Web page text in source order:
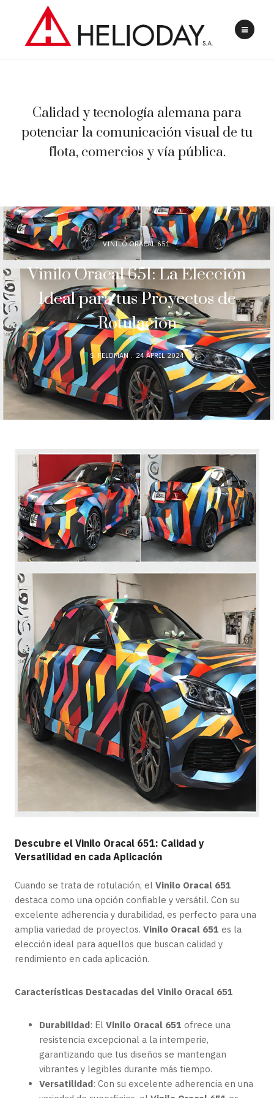
Calidad y tecnología alemana para
potenciar la comunicación visual de tu
flota, comercios y vía pública.
VINILO ORACAL 651
Vinilo Oracal 651: La Elección
Ideal para tus Proyectos de
Rotulación
S. FELDMAN 24 APRIL 2024
Descubre el Vinilo Oracal 651: Calidad y
Versatilidad en cada Aplicación
Cuando se trata de rotulación, el Vinilo Oracal 651
destaca como una opción confiable y versátil. Con su
excelente adherencia y durabilidad, es perfecto para una
amplia variedad de proyectos. Vinilo Oracal 651 es la
elección ideal para aquellos que buscan calidad y
rendimiento en cada aplicación.
Características Destacadas del Vinilo Oracal 651
Durabilidad: El Vinilo Oracal 651 ofrece una
resistencia excepcional a la intemperie,
garantizando que tus diseños se mantengan
vibrantes y legibles durante más tiempo.
Versatilidad: Con su excelente adherencia en una